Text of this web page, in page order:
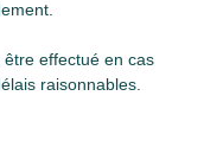
effectué en cas
raisonnables.